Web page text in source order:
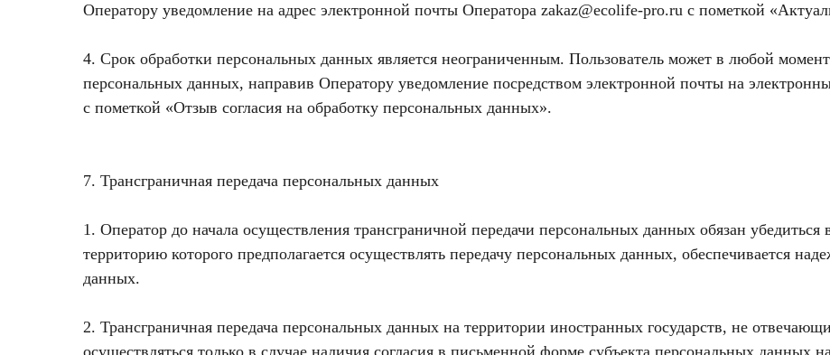
Оператору уведомление на адрес электронной почты Оператора zakaz@ecolife-pro.ru с пометкой
4. Срок обработки персональных данных является неограниченным. Пользователь может в любой момент
персональных данных, направив Оператору уведомление посредством электронной почты на
с пометкой «Отзыв согласия на обработку персональных данных».
7. Трансграничная передача персональных данных
1. Оператор до начала осуществления трансграничной передачи персональных данных обязан
территорию которого предполагается осуществлять передачу персональных данных, обеспечивается
данных.
2. Трансграничная передача персональных данных на территории иностранных государств, не
осуществляться только в случае наличия согласия в письменной форме субъекта персональных данных